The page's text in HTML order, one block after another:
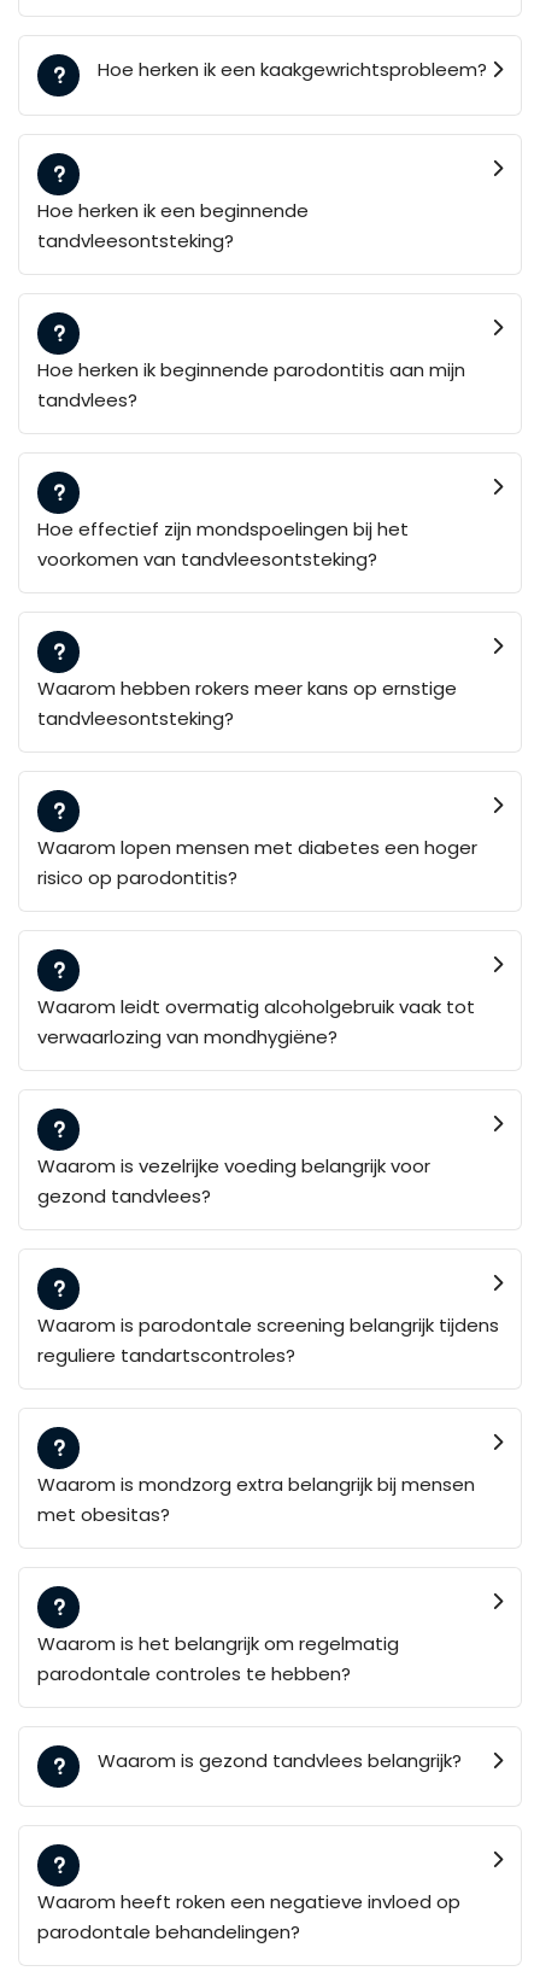
Hoe herken ik een kaakgewrichtsprobleem?
Hoe herken ik een beginnende
tandvleesontsteking?
Hoe herken ik beginnende parodontitis aan mijn
tandvlees?
Hoe effectief zijn mondspoelingen bij het
voorkomen van tandvleesontsteking?
Waarom hebben rokers meer kans op ernstige
tandvleesontsteking?
Waarom lopen mensen met diabetes een hoger
risico op parodontitis?
Waarom leidt overmatig alcoholgebruik vaak tot
verwaarlozing van mondhygiëne?
Waarom is vezelrijke voeding belangrijk voor
gezond tandvlees?
Waarom is parodontale screening belangrijk tijdens
reguliere tandartscontroles?
Waarom is mondzorg extra belangrijk bij mensen
met obesitas?
Waarom is het belangrijk om regelmatig
parodontale controles te hebben?
Waarom is gezond tandvlees belangrijk?
Waarom heeft roken een negatieve invloed op
parodontale behandelingen?